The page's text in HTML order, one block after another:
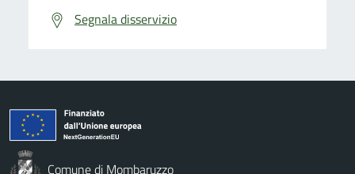
Segnala disservizio
Comune di Mombaruzzo